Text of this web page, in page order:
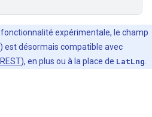
fonctionnalité expérimentale, le champ
) est désormais compatible avec
REST), en plus ou à la place de LatLng